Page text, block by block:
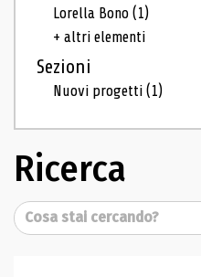
Lorella Bono(1)
+ altri elementi
Sezioni
Nuovi progetti(1)
Ricerca
Cerca